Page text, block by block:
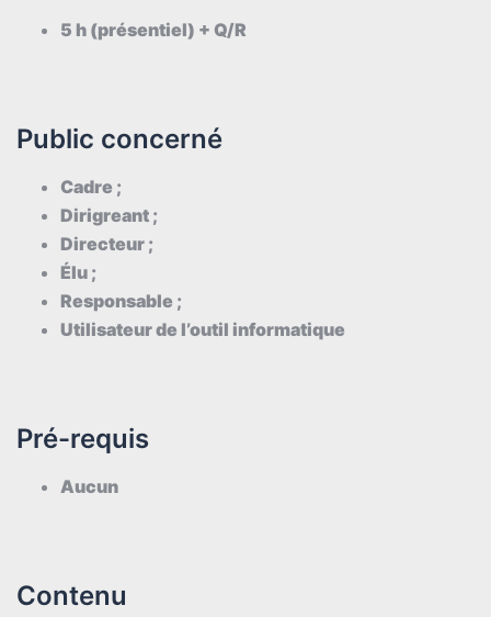
5 h (présentiel) + Q/R
Public concerné
Cadre ;
Dirigreant ;
Directeur ;
Élu ;
Responsable ;
Utilisateur de l’outil informatique
Pré-requis
Aucun
Contenu